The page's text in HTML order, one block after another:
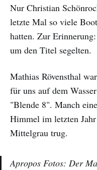
Nur Christian
letzte Mal so viele
hatten. Zur
um den Titel segelten.
Mathias Rövensthal
für uns auf dem
"Blende 8". Manch
Himmel im letzten
Mittelgrau trug.
Apropos Fotos: Der